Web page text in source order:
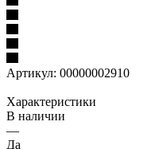
Артикул: 00000002910
Характеристики
В наличии
—
Да